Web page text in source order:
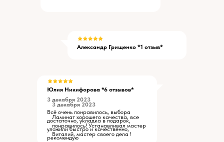
Юлия Никифорова *6 отзывов*
3 декабря 2023
Всё очень понравилось, выбора
достаточно, укладка в подарок,
уложили быстро и качественно,
рекомендую
Александр Грищенко *1 отзыв*
Ламинат хорошего качества, все
понравилось! Устанавливал мастер
Виталий, мастер своего дела !
3 декабря 2023